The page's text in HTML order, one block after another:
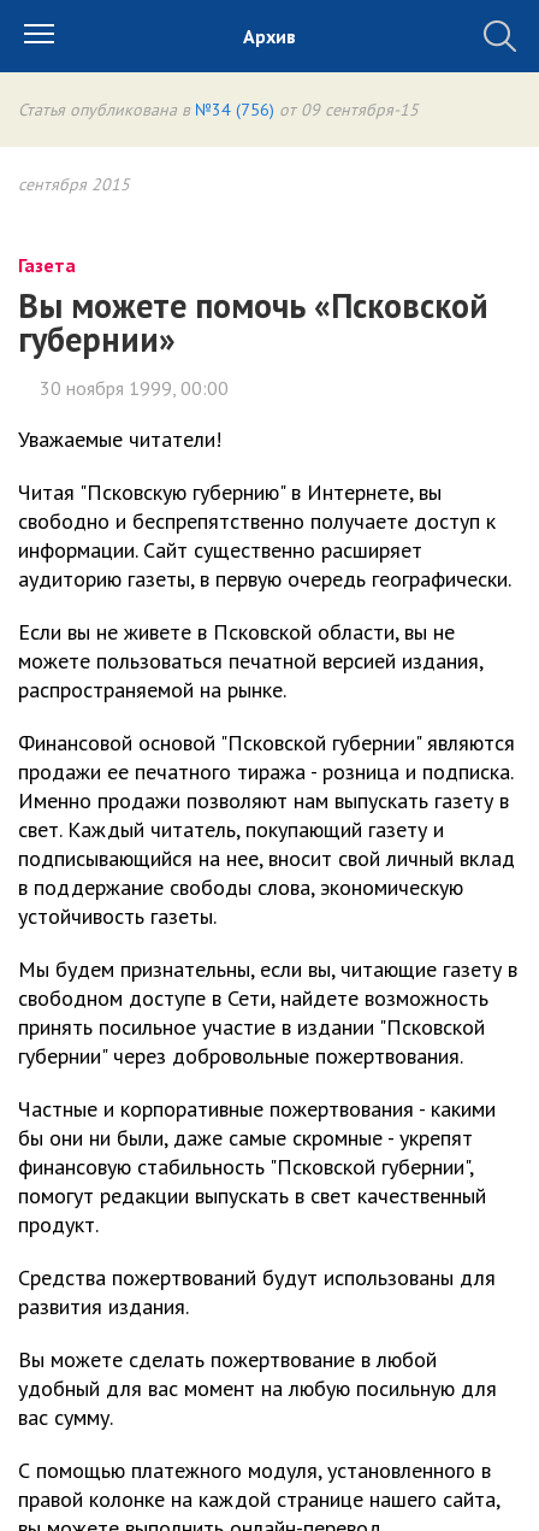
Архив
Статья опубликована в №34 (756) от 09 сентября-15
сентября 2015
Газета
Вы можете помочь «Псковской
губернии»
30 ноября 1999, 00:00
Уважаемые читатели!
Читая "Псковскую губернию" в Интернете, вы
свободно и беспрепятственно получаете доступ к
информации. Сайт существенно расширяет
аудиторию газеты, в первую очередь географически.
Если вы не живете в Псковской области, вы не
можете пользоваться печатной версией издания,
распространяемой на рынке.
Финансовой основой "Псковской губернии" являются
продажи ее печатного тиража - розница и подписка.
Именно продажи позволяют нам выпускать газету в
свет. Каждый читатель, покупающий газету и
подписывающийся на нее, вносит свой личный вклад
в поддержание свободы слова, экономическую
устойчивость газеты.
Мы будем признательны, если вы, читающие газету в
свободном доступе в Сети, найдете возможность
принять посильное участие в издании "Псковской
губернии" через добровольные пожертвования.
Частные и корпоративные пожертвования - какими
бы они ни были, даже самые скромные - укрепят
финансовую стабильность "Псковской губернии",
помогут редакции выпускать в свет качественный
продукт.
Средства пожертвований будут использованы для
развития издания.
Вы можете сделать пожертвование в любой
удобный для вас момент на любую посильную для
вас сумму.
С помощью платежного модуля, установленного в
правой колонке на каждой странице нашего сайта,